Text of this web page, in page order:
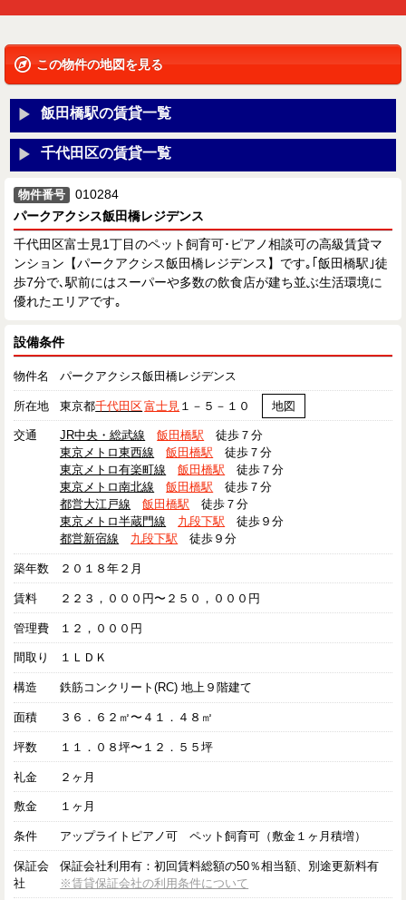
この物件の地図を見る
飯田橋駅の賃貸一覧
千代田区の賃貸一覧
物件番号
010284
パークアクシス飯田橋レジデンス
千代田区富士見1丁目のペット飼育可･ピアノ相談可の高級賃貸マ
ンション【パークアクシス飯田橋レジデンス】です｡｢飯田橋駅｣徒
歩7分で､駅前にはスーパーや多数の飲食店が建ち並ぶ生活環境に
優れたエリアです｡
設備条件
物件名 パークアクシス飯田橋レジデンス
所在地 東京都千代田区富士見 １－５－１０ 地図
交通 JR中央・総武線 飯田橋駅 徒歩７分
東京メトロ東西線
飯田橋駅 徒歩７分
東京メトロ有楽町線
飯田橋駅 徒歩７分
東京メトロ南北線
飯田橋駅 徒歩７分
都営大江戸線
飯田橋駅 徒歩７分
東京メトロ半蔵門線
九段下駅 徒歩９分
都営新宿線
九段下駅 徒歩９分
築年数 ２０１８年２月
賃料 ２２３，０００円〜２５０，０００円
管理費 １２，０００円
間取り １ＬＤＫ
構造 鉄筋コンクリート(RC) 地上９階建て
面積 ３６．６２㎡〜４１．４８㎡
坪数 １１．０８坪〜１２．５５坪
礼金 ２ヶ月
敷金 １ヶ月
条件 アップライトピアノ可 ペット飼育可（敷金１ヶ月積増）
保証会
社
保証会社利用有：初回賃料総額の50％相当額、別途更新料有
※賃貸保証会社の利用条件について